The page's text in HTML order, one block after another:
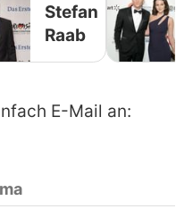
Stefan
Raab
E-Mail an: